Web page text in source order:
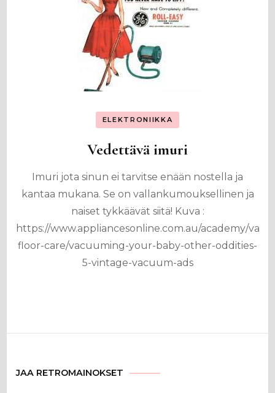
ELEKTRONIIKKA
Vedettävä imuri
Imuri jota sinun ei tarvitse enään nostella ja
kantaa mukana. Se on vallankumouksellinen ja
naiset tykkäävät siitä! Kuva :
https://www.appliancesonline.com.au/academy/
floor-care/vacuuming-your-baby-other-oddities-
5-vintage-vacuum-ads
JAA RETROMAINOKSET